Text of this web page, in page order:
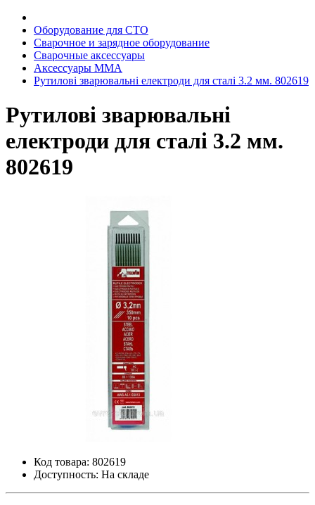
Oбopудoвaниe для CTO
Cвapoчнoe и зарядное оборудование
Сварочные аксессуары
Аксессуары MMA
Рутилові зварювальні електроди для сталі 3.2 мм. 802619
Рутилові зварювальні
електроди для сталі 3.2 мм.
802619
Код товара: 802619
Доступность: На складе